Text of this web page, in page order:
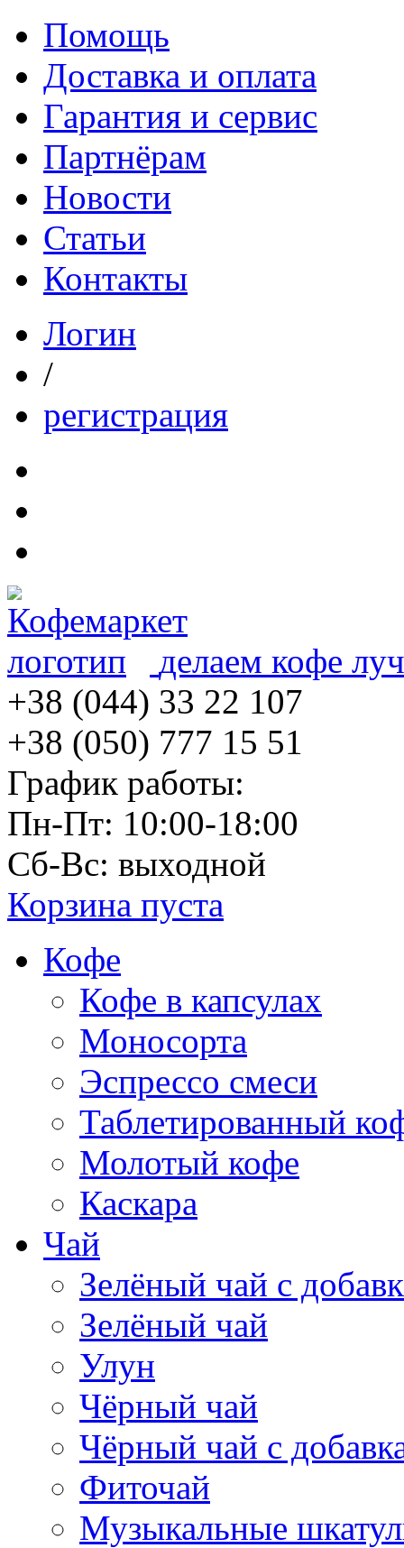
Помощь
Доставка и оплата
Гарантия и сервис
Партнёрам
Новости
Статьи
Контакты
Логин
/
регистрация
делаем кофе
+38 (044) 33 22 107
+38 (050) 777 15 51
График работы:
Пн-Пт: 10:00-18:00
Сб-Вс: выходной
Корзина пуста
Кофе
Кофе в капсулах
Моносорта
Эспрессо смеси
Таблетированный
Молотый кофе
Каскара
Чай
Зелёный чай с
Зелёный чай
Улун
Чёрный чай
Чёрный чай с
Фиточай
Музыкальные